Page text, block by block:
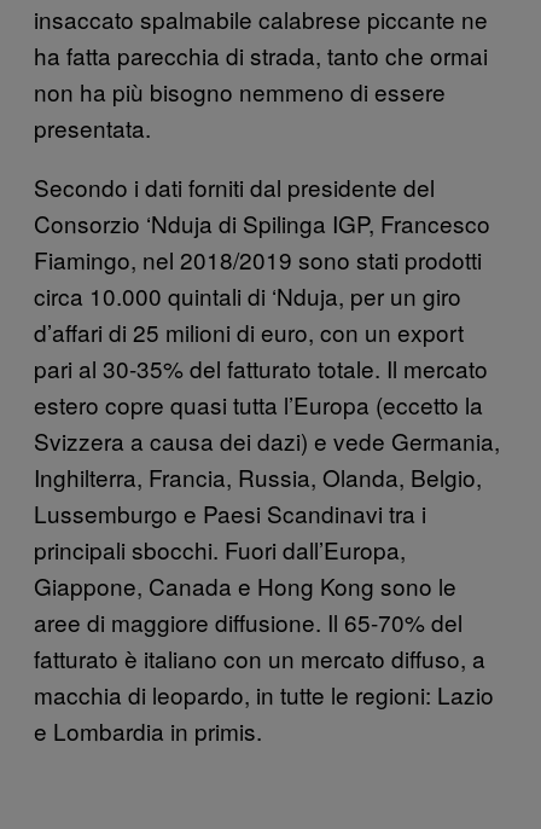
insaccato spalmabile calabrese piccante ne
ha fatta parecchia di strada, tanto che ormai
non ha più bisogno nemmeno di essere
presentata.
Secondo i dati forniti dal presidente del
Consorzio ‘Nduja di Spilinga IGP, Francesco
Fiamingo, nel 2018/2019 sono stati prodotti
circa 10.000 quintali di ‘Nduja, per un giro
d’affari di 25 milioni di euro, con un export
pari al 30-35% del fatturato totale. Il mercato
estero copre quasi tutta l’Europa (eccetto la
Svizzera a causa dei dazi) e vede Germania,
Inghilterra, Francia, Russia, Olanda, Belgio,
Lussemburgo e Paesi Scandinavi tra i
principali sbocchi. Fuori dall’Europa,
Giappone, Canada e Hong Kong sono le
aree di maggiore diffusione. Il 65-70% del
fatturato è italiano con un mercato diffuso, a
macchia di leopardo, in tutte le regioni: Lazio
e Lombardia in primis.